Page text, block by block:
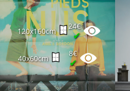
120x160cm
24€
✔
40x60cm
8€
✔